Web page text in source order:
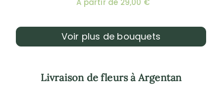
A partir de 29,00 €
Voir plus de bouquets
Livraison de fleurs à Argentan